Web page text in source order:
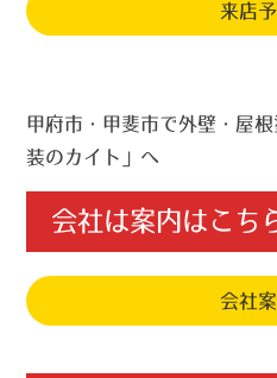
来店
甲府市・甲斐市で外壁・屋
装のカイト」へ
会社は案内はこち
会社